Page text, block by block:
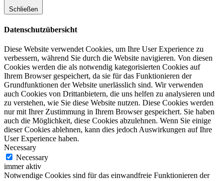
Schließen
Datenschutzübersicht
Diese Website verwendet Cookies, um Ihre User Experience zu
verbessern, während Sie durch die Website navigieren. Von diesen
Cookies werden die als notwendig kategorisierten Cookies auf
Ihrem Browser gespeichert, da sie für das Funktionieren der
Grundfunktionen der Website unerlässlich sind. Wir verwenden
auch Cookies von Drittanbietern, die uns helfen zu analysieren und
zu verstehen, wie Sie diese Website nutzen. Diese Cookies werden
nur mit Ihrer Zustimmung in Ihrem Browser gespeichert. Sie haben
auch die Möglichkeit, diese Cookies abzulehnen. Wenn Sie einige
dieser Cookies ablehnen, kann dies jedoch Auswirkungen auf Ihre
User Experience haben.
Necessary
Necessary
immer aktiv
Notwendige Cookies sind für das einwandfreie Funktionieren der